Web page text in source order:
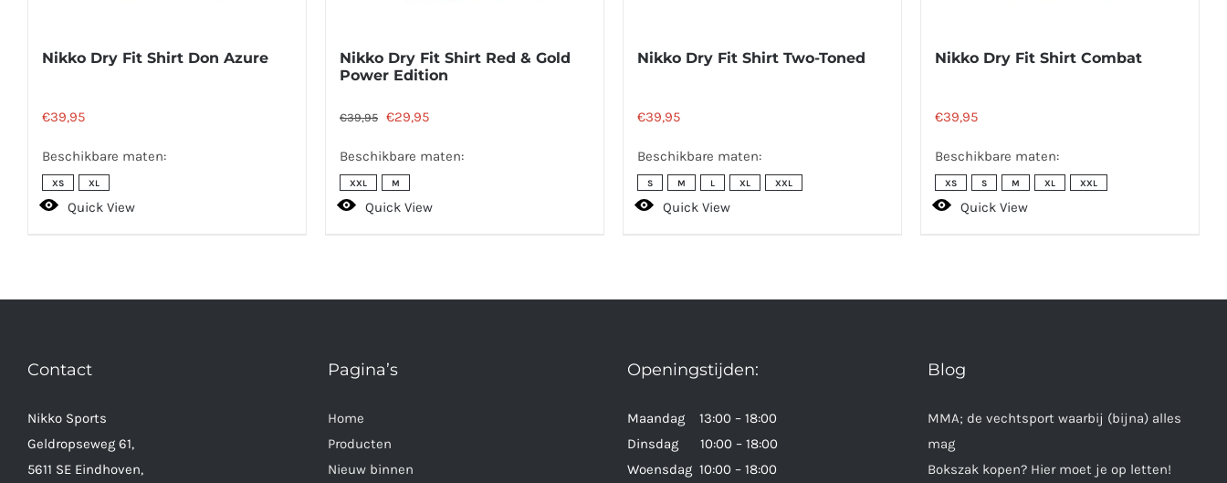
Nikko Dry Fit Shirt Don Azure
€39,95
Beschikbare maten:
XS XL
Quick View
Nikko Dry Fit Shirt Red & Gold
Power Edition
€39,95 Oorspronkelijke
was:
€39,95.
€29,95Huidige
is:
Beschikbare maten:
XXL M
Quick View
Nikko Dry Fit Shirt Two-Toned
€39,95
Beschikbare maten:
S M L XL XXL
Quick View
Nikko Dry Fit Shirt Combat
€39,95
Beschikbare maten:
XS S M XL XXL
Quick View
Contact
Nikko Sports
Geldropseweg 61,
5611 SE Eindhoven,
Pagina’s
Home
Producten
Nieuw binnen
Openingstijden:
Maandag 13:00 – 18:00
Dinsdag 10:00 – 18:00
Woensdag 10:00 – 18:00
Blog
MMA; de vechtsport waarbij (bijna) alles
mag
Bokszak kopen? Hier moet je op letten!